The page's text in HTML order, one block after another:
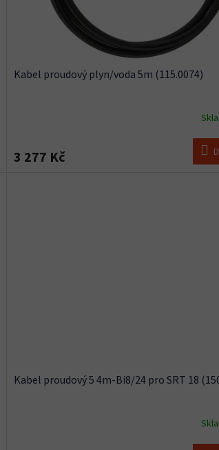
Kabel proudový plyn/voda 5m (115.0074)
3 277 Kč
Kabel proudový 5 4m-Bi8/24 pro SRT 18